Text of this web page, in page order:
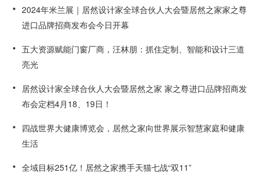
2024年米兰展｜居然设计家全球合伙人大会暨居然之家家之尊
进口品牌招商发布会今日开幕
五大资源赋能门窗厂商，汪林朋：抓住定制、智能和设计三道
亮光
居然设计家全球合伙人大会暨居然之家 家之尊进口品牌招商发
布会定档4月18、19日！
四战世界大健康博览会，居然之家向世界展示智慧家庭和健康
生活
全域目标251亿！居然之家携手天猫七战“双11”